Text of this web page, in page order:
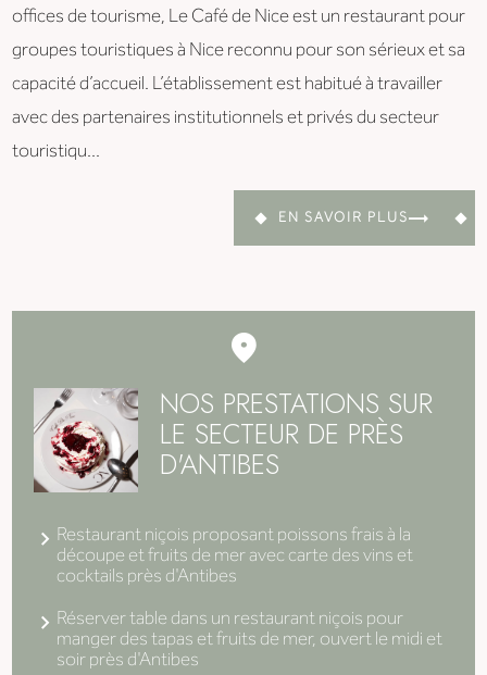
offices de tourisme, Le Café de Nice est un restaurant pour
groupes touristiques à Nice reconnu pour son sérieux et sa
capacité d’accueil. L’établissement est habitué à travailler
avec des partenaires institutionnels et privés du secteur
touristiqu...
EN SAVOIR PLUS
NOS PRESTATIONS SUR
LE SECTEUR DE PRÈS
D'ANTIBES
Restaurant niçois proposant poissons frais à la
découpe et fruits de mer avec carte des vins et
cocktails près d'Antibes
Réserver table dans un restaurant niçois pour
manger des tapas et fruits de mer, ouvert le midi et
soir près d'Antibes